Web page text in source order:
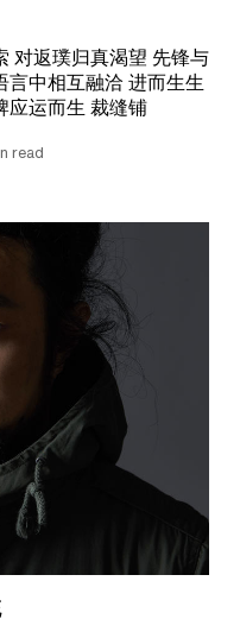
对返璞归真渴望 先锋与
言中相互融洽 进而生生
应运而生 裁缝铺
read